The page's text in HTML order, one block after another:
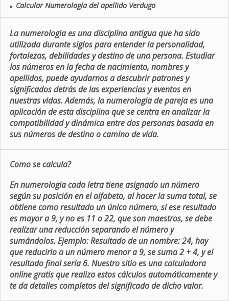
■ Calcular Numerología del apellido Verdugo
La numerologia es una disciplina antigua que ha sido
utilizada durante siglos para entender la personalidad,
fortalezas, debilidades y destino de una persona. Estudiar
los números en la fecha de nacimiento, nombres y
apellidos, puede ayudarnos a descubrir patrones y
significados detrás de las experiencias y eventos en
nuestras vidas. Además, la numerologia de pareja es una
aplicación de esta disciplina que se centra en analizar la
compatibilidad y dinámica entre dos personas basada en
sus números de destino o camino de vida.
Como se calcula?
En numerologia cada letra tiene asignado un número
según su posición en el alfabeto, al hacer la suma total, se
obtiene como resultado un único número, si ese resultado
es mayor a 9, y no es 11 o 22, que son maestros, se debe
realizar una reducción separando el número y
sumándolos. Ejemplo: Resultado de un nombre: 24, hay
que reducirlo a un número menor a 9, se suma 2 + 4, y el
resultado final sería 6. Nuestro sitio es una calculadora
online gratis que realiza estos cálculos automáticamente y
te da detalles completos del significado de dicho valor.